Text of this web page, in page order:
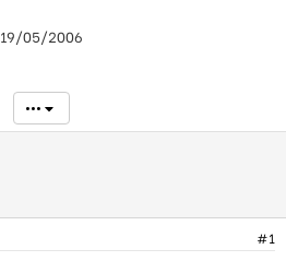
19/05/2006
•••
#1